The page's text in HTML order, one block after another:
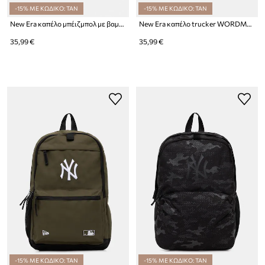
-15% ΜΕ ΚΩΔΙΚΟ: TAN
35,99 €
-15% ΜΕ ΚΩΔΙΚΟ: TAN
35,99 €
-15% ΜΕ ΚΩΔΙΚΟ: TAN -15% ΜΕ ΚΩΔΙΚΟ: TAN